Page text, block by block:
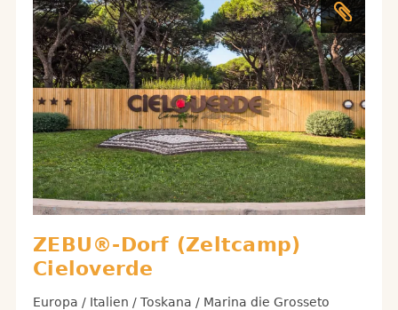
ZEBU®-Dorf (Zeltcamp)
Cieloverde
Europa / Italien / Toskana / Marina die Grosseto